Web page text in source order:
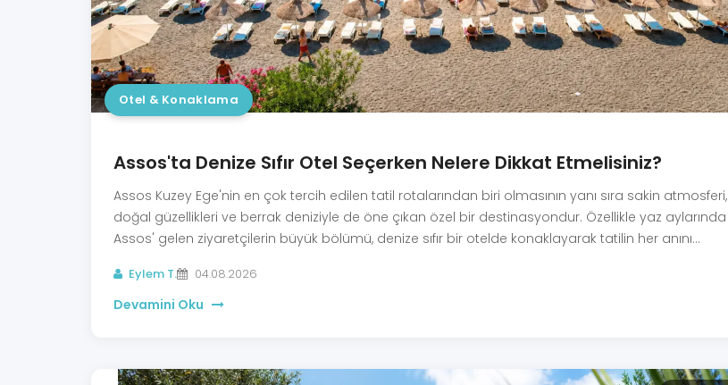
Otel & Konaklama
Assos'ta Denize Sıfır Otel Seçerken Nelere Dikkat Etmelisiniz?
Assos Kuzey Ege'nin en çok tercih edilen tatil rotalarından biri olmasının yanı sıra sakin atmosferi,
doğal güzellikleri ve berrak deniziyle de öne çıkan özel bir destinasyondur. Özellikle yaz aylarında
Assos' gelen ziyaretçilerin büyük bölümü, denize sıfır bir otelde konaklayarak tatilin her anını
Eylem T. 04.08.2026
Devamini Oku